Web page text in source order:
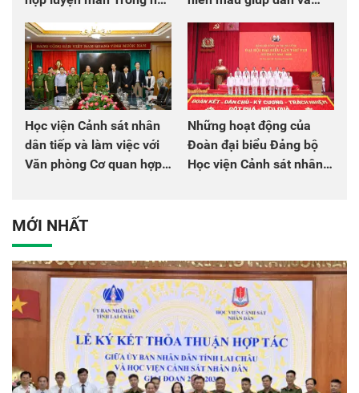
Học viện Cảnh sát nhân
dân tiếp và làm việc với
Văn phòng Cơ quan hợp
Những hoạt động của
Đoàn đại biểu Đảng bộ
Học viện Cảnh sát nhân
MỚI NHẤT